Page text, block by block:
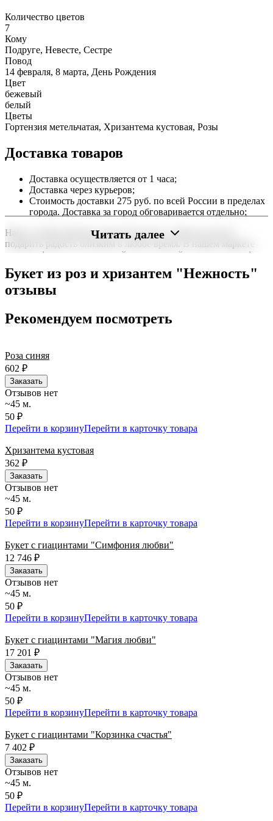
Количество цветов
7
Кому
Подруге, Невесте, Сестре
Повод
14 февраля, 8 марта, День Рождения
Цвет
бежевый
белый
Цветы
Гортензия метельчатая, Хризантема кустовая, Розы
Доставка товаров
Доставка осуществляется от 1 часа;
Доставка через курьеров;
Стоимость доставки 275 руб. по всей России в пределах
города. Доставка за город обговаривается отдельно;
Наша служба работает круглосуточно, чтобы вы могли
подарить радость близким в любое время. В нашем маркете
можно оформить заказ онлайн с доставкой на дом или в офис
Нужна срочная отправка? Курьер привезет заказ в течение 60
минут или день в день в удобный интервал. Если вам важно
точность до минуты. Выбирайте, где купить и сколько стоит
Читать далее
Букет из роз и хризантем "Нежность"
отзывы
Рекомендуем посмотреть
Роза синяя
602 ₽
Заказать
Отзывов нет
~45 м.
50 ₽
Перейти в корзинуПерейти в карточку товара
Хризантема кустовая
362 ₽
Заказать
Отзывов нет
~45 м.
50 ₽
Перейти в корзинуПерейти в карточку товара
Букет с гиацинтами "Симфония любви"
12 746 ₽
Заказать
Отзывов нет
~45 м.
50 ₽
Перейти в корзинуПерейти в карточку товара
Букет с гиацинтами "Магия любви"
17 201
₽
Заказать
Отзывов нет
~45 м.
50 ₽
Перейти в корзинуПерейти в карточку товара
Букет с гиацинтами "Корзинка счастья"
7 402 ₽
Заказать
Отзывов нет
~45 м.
50 ₽
Перейти в корзинуПерейти в карточку товара